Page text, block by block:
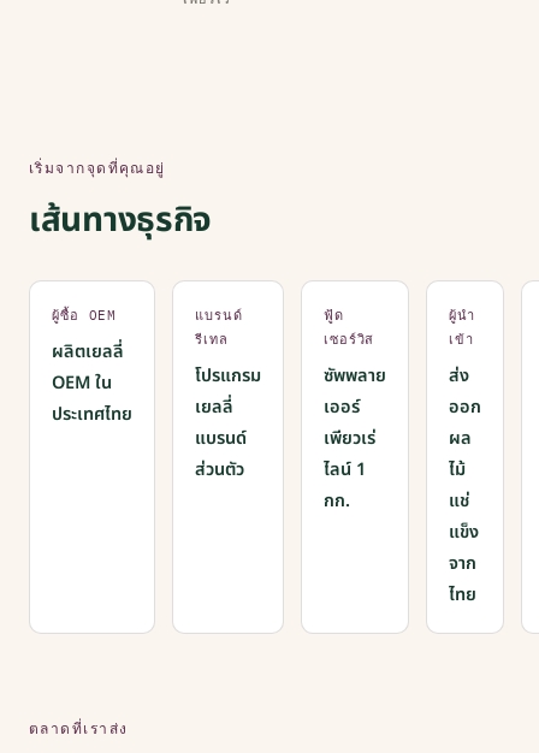
เริ่มจากจุดที่คุณอยู่
เส้นทางธุรกิจ
ผู้ซื้อ OEM
ผลิตเยลลี่
OEM ใน
ประเทศไทย
แบรนด์
รีเทล
โปรแกรม
เยลลี่
แบรนด์
ส่วนตัว
ฟู้ด
เซอร์วิส
ซัพพลาย
เออร์
เพียวเร่
ไลน์ 1
กก.
ผู้นำ
เข้า
ส่ง
ออก
ผล
ไม้
แช่
แข็ง
จาก
ไทย
ตลาดที่เราส่ง